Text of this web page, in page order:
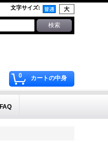
文字サイズ:
0 カートの中身
FAQ